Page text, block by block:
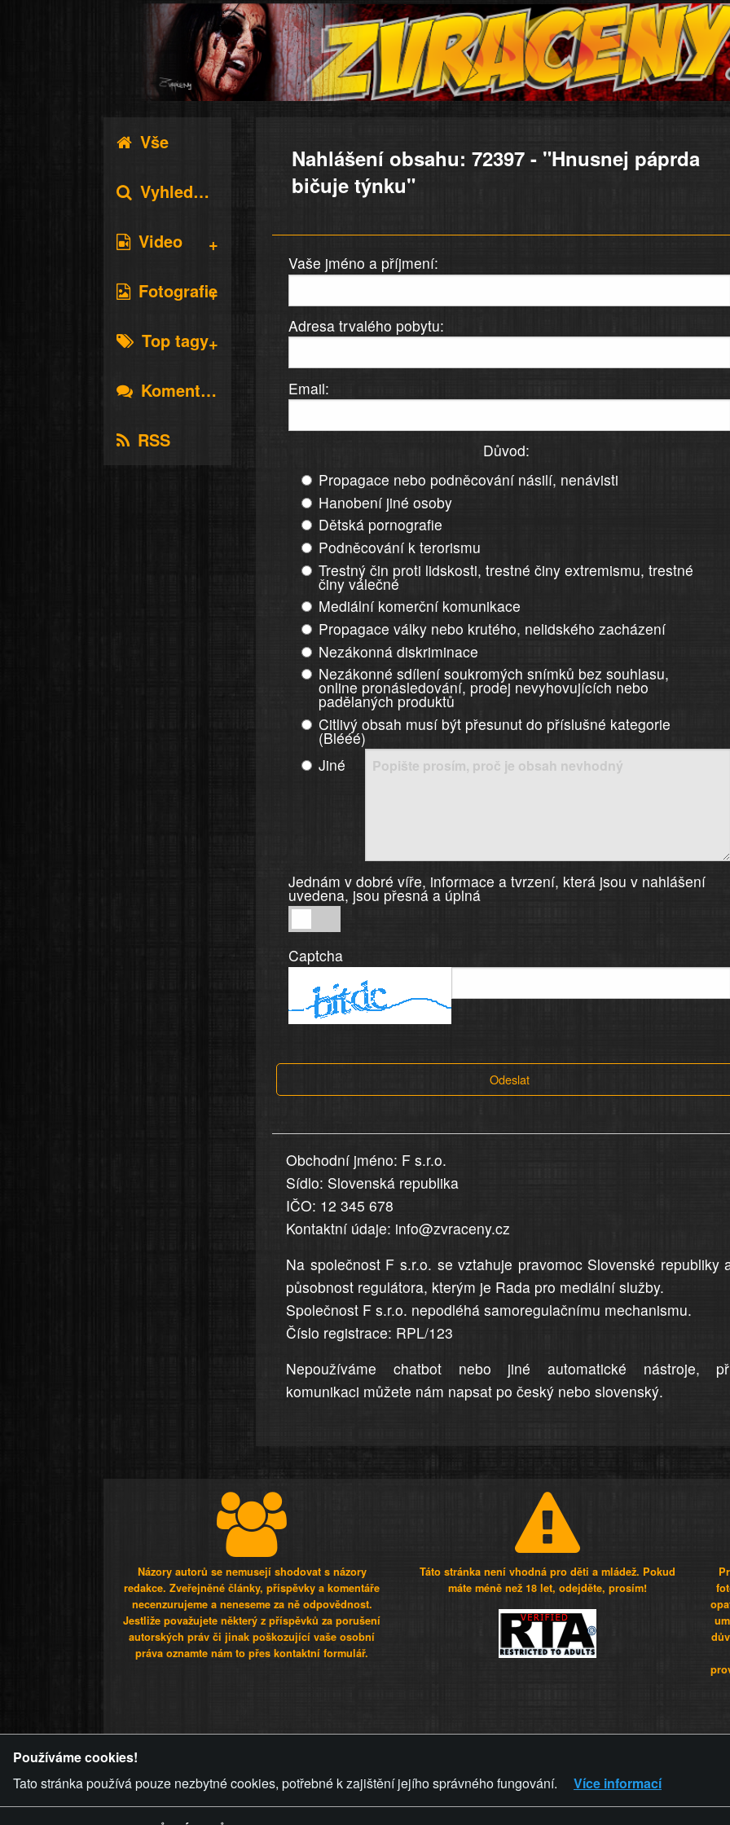
Vše
Vyhledávání
Video
Fotografie
Top tagy
Komentáře
RSS
Nahlášení obsahu: 72397 - "Hnusnej páprda
bičuje týnku"
Vaše jméno a příjmení:
Adresa trvalého pobytu:
Email:
Důvod:
Propagace nebo podněcování násilí, nenávisti
Hanobení jiné osoby
Dětská pornografie
Podněcování k terorismu
Trestný čin proti lidskosti, trestné činy extremismu, trestné
činy válečné
Mediální komerční komunikace
Propagace války nebo krutého, nelidského zacházení
Nezákonná diskriminace
Nezákonné sdílení soukromých snímků bez souhlasu,
online pronásledování, prodej nevyhovujících nebo
padělaných produktů
Citlivý obsah musí být přesunut do příslušné kategorie
(Blééé)
Jiné
Jednám v dobré víře, informace a tvrzení, která jsou v nahlášení
uvedena, jsou přesná a úplná
v
dobré
informace
v
uvedena,
jsou
přesná
a
úplná
Captcha
Odeslat
Obchodní jméno: F s.r.o.
Sídlo: Slovenská republika
IČO: 12 345 678
Kontaktní údaje: info@zvraceny.cz
Na společnost F s.r.o. se vztahuje pravomoc Slovenské republiky
působnost regulátora, kterým je Rada pro mediální služby.
Společnost F s.r.o. nepodléhá samoregulačnímu mechanismu.
Číslo registrace: RPL/123
Nepoužíváme chatbot nebo jiné automatické nástroje,
komunikaci můžete nám napsat po český nebo slovenský.
Názory autorů se nemusejí shodovat s názory
redakce. Zveřejněné články, příspěvky a komentáře
necenzurujeme a neneseme za ně odpovědnost.
Jestliže považujete některý z příspěvků za porušení
autorských práv či jinak poškozující vaše osobní
práva oznamte nám to přes kontaktní formulář.
Táto stránka není vhodná pro děti a mládež. Pokud
máte méně než 18 let, odejděte, prosím!
ZVRÁCENÝ.CZ PRAVIDLA A
Používáme cookies!
Tato stránka používá pouze nezbytné cookies, potřebné k zajištění jejího správného fungování.
Více informací